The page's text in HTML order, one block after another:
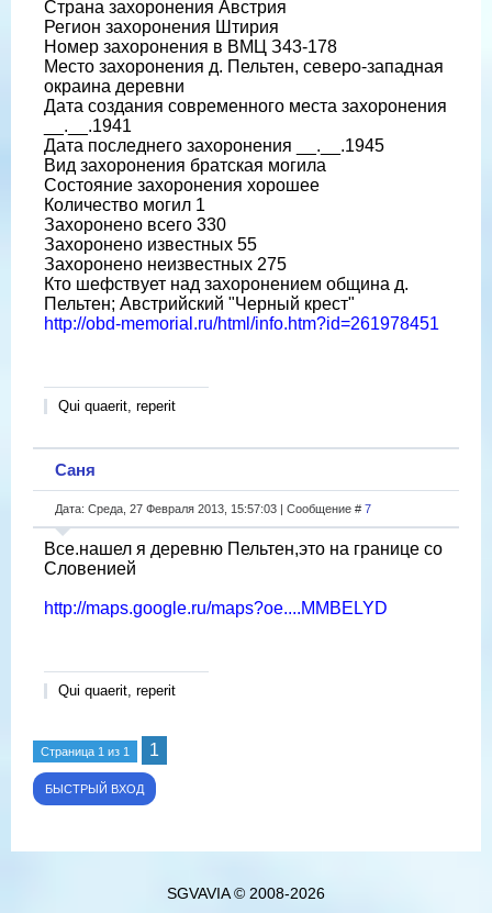
Страна захоронения Австрия
Регион захоронения Штирия
Номер захоронения в ВМЦ З43-178
Место захоронения д. Пельтен, северо-западная
окраина деревни
Дата создания современного места захоронения
__.__.1941
Дата последнего захоронения __.__.1945
Вид захоронения братская могила
Состояние захоронения хорошее
Количество могил 1
Захоронено всего 330
Захоронено известных 55
Захоронено неизвестных 275
Кто шефствует над захоронением община д.
Пельтен; Австрийский "Черный крест"
http://obd-memorial.ru/html/info.htm?id=261978451
Qui quaerit, reperit
Саня
Дата: Среда, 27 Февраля 2013, 15:57:03 | Сообщение # 7
Все.нашел я деревню Пельтен,это на границе со
Словенией
http://maps.google.ru/maps?oe....MMBELYD
Qui quaerit, reperit
Страница 1 из 1 1
SGVAVIA © 2008-2026